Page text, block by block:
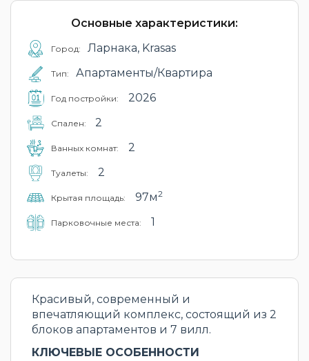
Основные характеристики:
Город: Ларнака, Krasas
Тип: Апартаменты/Квартира
Год постройки: 2026
Cпален: 2
Ванных комнат: 2
Туалеты: 2
Крытая площадь: 97м2
Парковочные места: 1
Красивый, современный и
впечатляющий комплекс, состоящий из 2
блоков апартаментов и 7 вилл.
КЛЮЧЕВЫЕ ОСОБЕННОСТИ